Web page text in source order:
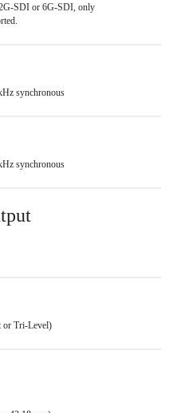
SDI or 6G-SDI, only
synchronous
synchronous
or Tri-Level)